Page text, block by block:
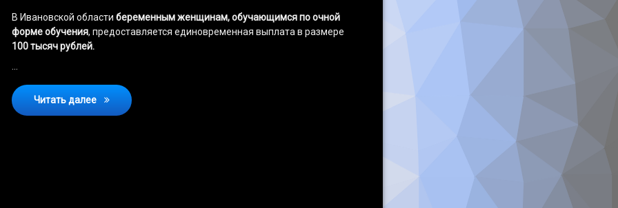
В Ивановской области беременным женщинам, обучающимся по очной
форме обучения, предоставляется единовременная выплата в размере
100 тысяч рублей.
…
Читать далее О единовременной выплате беременной женщине, обучающейся по очной форме обучения